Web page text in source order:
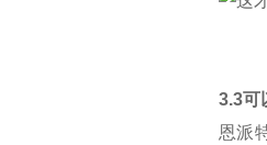
3.3可
恩派